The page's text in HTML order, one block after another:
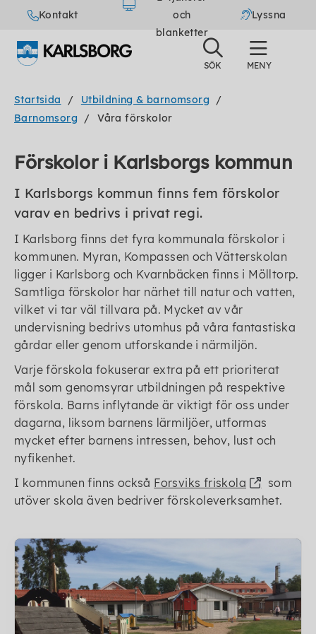
Kontakt
och
blanketter
Lyssna
Startsida
Utbildning & barnomsorg
Barnomsorg
Våra förskolor
Förskolor i Karlsborgs kommun
I Karlsborgs kommun finns fem förskolor
varav en bedrivs i privat regi.
I Karlsborg finns det fyra kommunala förskolor i
kommunen. Myran, Kompassen och Vätterskolan
ligger i Karlsborg och Kvarnbäcken finns i Mölltorp.
Samtliga förskolor har närhet till natur och vatten,
vilket vi tar väl tillvara på. Mycket av vår
undervisning bedrivs utomhus på våra fantastiska
gårdar eller genom utforskande i närmiljön.
Varje förskola fokuserar extra på ett prioriterat
mål som genomsyrar utbildningen på respektive
förskola. Barns inflytande är viktigt för oss under
dagarna, liksom barnens lärmiljöer, utformas
mycket efter barnens intressen, behov, lust och
nyfikenhet.
I kommunen finns också Forsviks friskola
som
utöver skola även bedriver förskoleverksamhet.